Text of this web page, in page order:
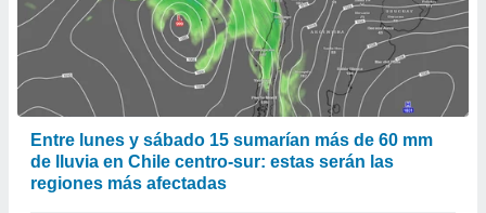
Entre lunes y sábado 15 sumarían más de 60 mm
de lluvia en Chile centro-sur: estas serán las
regiones más afectadas